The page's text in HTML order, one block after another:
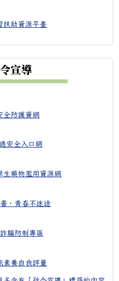
扶助資源平臺
宣導
全防護資網
安全入口網
生藥物濫用資源網
，青春不迷途
騙防制專區
素養自我評量